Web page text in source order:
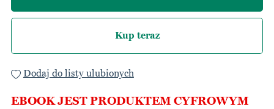
Kup teraz
Dodaj do listy ulubionych
EBOOK JEST PRODUKTEM CYFROWYM